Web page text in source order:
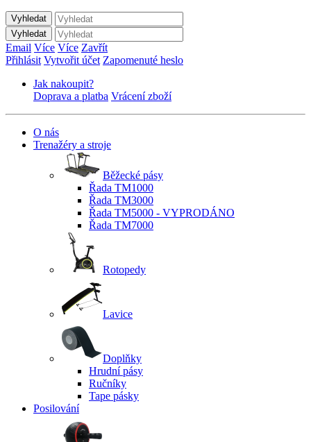
Vyhledat
Vyhledat
Email Více Více Zavřít
Přihlásit Vytvořit účet Zapomenuté heslo
Jak nakoupit?
Doprava a platba Vrácení zboží
O nás
Trenažéry a stroje
Běžecké pásy
Řada TM1000
Řada TM3000
Řada TM5000 - VYPRODÁNO
Řada TM7000
Rotopedy
Lavice
Doplňky
Hrudní pásy
Ručníky
Tape pásky
Posilování